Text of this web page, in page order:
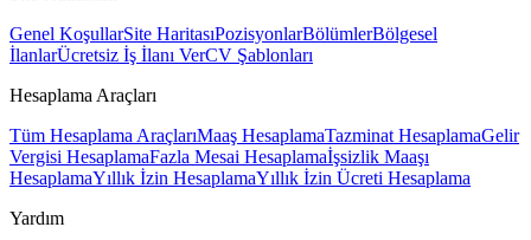
Genel KoşullarSite HaritasıPozisyonlarBölümlerBölgesel
İlanlarÜcretsiz İş İlanı VerCV Şablonları
Hesaplama Araçları
Tüm Hesaplama AraçlarıMaaş HesaplamaTazminat HesaplamaGelir
Vergisi HesaplamaFazla Mesai Hesaplamaİşsizlik Maaşı
HesaplamaYıllık İzin HesaplamaYıllık İzin Ücreti Hesaplama
Yardım